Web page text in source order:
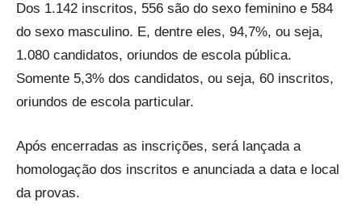
Dos 1.142 inscritos, 556 são do sexo feminino e 584
do sexo masculino. E, dentre eles, 94,7%, ou seja,
1.080 candidatos, oriundos de escola pública.
Somente 5,3% dos candidatos, ou seja, 60 inscritos,
oriundos de escola particular.
Após encerradas as inscrições, será lançada a
homologação dos inscritos e anunciada a data e local
da provas.